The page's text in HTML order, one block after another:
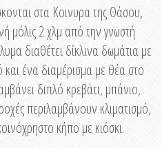
στα Κοινυρα της Θάσου,
μόλις 2 χλμ από την γνωστή
διαθέτει δίκλινα δωμάτια με
ένα διαμέρισμα με θέα στο
διπλό κρεβάτι, μπάνιο,
περιλαμβάνουν κλιματισμό,
κήπο με κιόσκι.